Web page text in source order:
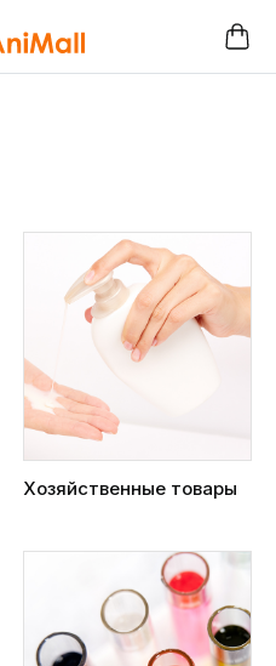
Хозяйственные товары